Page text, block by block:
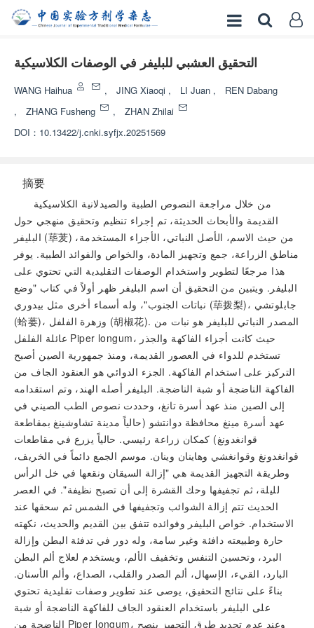
التحقيق العشبي للبليفر في الوصفات الكلاسيكية
WANG Haihua , JING Xiaoqi , LI Juan ,
REN Dabang
,
ZHANG Fusheng ,
ZHAN Zhilai
DOI： 10.13422/j.cnki.syfjx.20251569
摘要
من خلال مراجعة النصوص الطبية والصيدلانية الكلاسيكية
القديمة والأبحاث الحديثة، تم إجراء تنظيم وتحقيق منهجي حول
البليفر (荜茇) من حيث الاسم، الأصل النباتي، الأجزاء المستخدمة،
مناطق الزراعة، جمع وتجهيز المادة، والخواص والفوائد الطبية. يوفر
هذا مرجعًا لتطوير واستخدام الوصفات التقليدية التي تحتوي على
البليفر. ويتبين من التحقيق أن اسم البليفر ظهر أولاً في كتاب "وضع
نباتات الجنوب"، وله أسماء أخرى مثل بيدوري (荜拨梨)، جابلوتشي
(蛤蒌)، وزهرة الفلفل (胡椒花). المصدر النباتي للبليفر هو نبات من
عائلة الفلفل Piper longum، حيث كانت أجزاء الفاكهة والجذر
تستخدم للدواء في العصور القديمة، ومنذ جمهورية الصين أصبح
التركيز على استخدام الفاكهة. الجزء الدوائي هو العنقود الجاف من
الفاكهة الناضجة أو شبة الناضجة. البليفر أصله الهند، وتم استقدامه
إلى الصين منذ عهد أسرة تانغ، وحددت نصوص الطب الصيني في
عهد أسرة مينغ محافظة دوانتشو (حالياً مدينة تشاوشينغ بمقاطعة
قوانغدونغ) كمكان زراعة رئيسي. حالياً يزرع في مقاطعات
قوانغدونغ وقوانغشي وهاينان وينان. موسم الجمع دائماً في الخريف،
وطريقة التجهيز القديمة هي "إزالة السيقان ونقعها في خل الرأس
لليلة، ثم تجفيفها وحك القشرة إلى أن تصبح نظيفة". في العصر
الحديث تتم إزالة الشوائب وتجفيفها في الشمس ثم سحقها عند
الاستخدام. خواص البليفر وفوائده تتفق بين القديم والحديث، نكهته
حارة وطبيعته دافئة وغير سامة، وله دور في تدفئة البطن وإزالة
البرد، وتحسين التنفس وتخفيف الألم، ويستخدم لعلاج ألم البطن
البارد، القيء، الإسهال، ألم الصدر والقلب، الصداع، وألم الأسنان.
بناءً على نتائج التحقيق، يوصى عند تطوير وصفات تقليدية تحتوي
على البليفر باستخدام العنقود الجاف للفاكهة الناضجة أو شبة
الناضجة من Piper longum، وعند عدم تحديد طرق التجهيز ينصح